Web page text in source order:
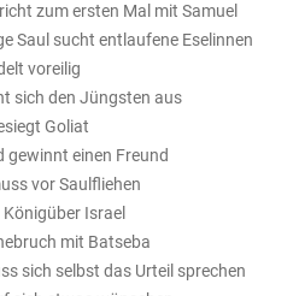
zum ersten Mal mit Samuel
Saul sucht entlaufene Eselinnen
voreilig
sich den Jüngsten aus
Goliat
gewinnt einen Freund
vor Saulfliehen
Israel
mit Batseba
sich selbst das Urteil sprechen